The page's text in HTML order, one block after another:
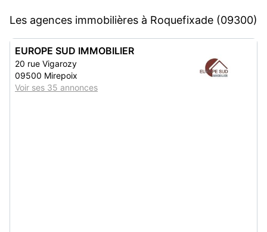
Les agences immobilières à Roquefixade (09300)
EUROPE SUD IMMOBILIER
20 rue Vigarozy
09500 Mirepoix
Voir ses 35 annonces